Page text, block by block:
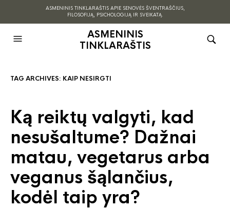
ASMENINIS TINKLARAŠTIS APIE SENOVĖS ŠVENTRAŠČIUS,
FILOSOFIJĄ, PSICHOLOGIJĄ IR SVEIKATĄ.
ASMENINIS
TINKLARAŠTIS
TAG ARCHIVES: KAIP NESIRGTI
Ką reiktų valgyti, kad
nesušaltume? Dažnai
matau, vegetarus arba
veganus šąlančius,
kodėl taip yra?